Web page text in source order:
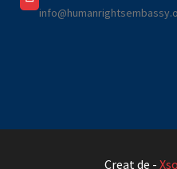
Creat de -